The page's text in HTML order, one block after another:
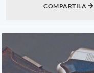
COMPARTILA